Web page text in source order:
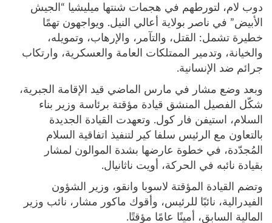
دوب لام، لتورطهم في هجمات شنتها ميليشيا “الجيش
الأبيض” في ناصر بولاية أعالي النيل. ويواجهون تهمًا
خطيرة تشمل: القتل، والتآمر، والإرهاب، وتمويله،
والخيانة، وتدمير الممتلكات العامة والعسكرية، وارتكاب
جرائم ضد الإنسانية.
وبعد وضع مشار في مارس الماضي قيد الإقامة الجبرية،
شكّل الفصيل المنشق قيادة مؤقتة برئاسة وزير بناء
السلام، استيفن فار كول. وتعهدت القيادة الجديدة
بالتعاون مع الرئيس سلفا كير لتنفيذ اتفاقية السلام
المُجدّدة، في خطوة عارضها بشدة الموالون لمشار
بقيادة نائبه في الحركة، أويت ناثانيال.
وتضم القيادة المؤقتة لاسوبا وانقو، وزير الشؤون
الفيدرالية، نائبًا للرئيس، وأقوك ماكور مشار، نائب وزير
المالية السابق، أمينًا عامًا مؤقتًا.